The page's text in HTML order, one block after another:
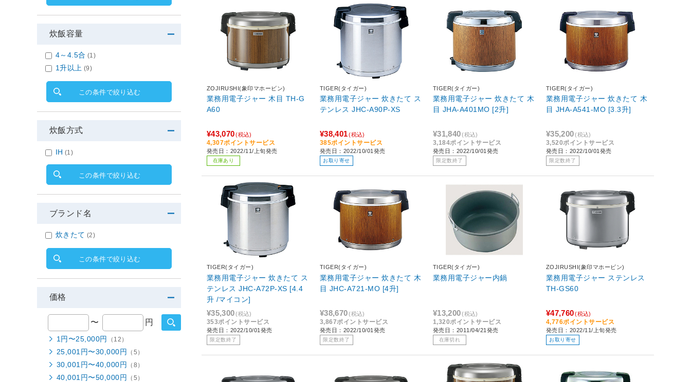
ZOJIRUSHI(象印マホービン)
業務用電子ジャー 木目 TH-G
A60
¥43,070(税込)
4,307ポイントサービス
発売日：2022/11/上旬発売
在庫あり
TIGER(タイガー)
業務用電子ジャー 炊きたて ス
テンレス JHC-A90P-XS
¥38,401(税込)
385ポイントサービス
発売日：2022/10/01発売
お取り寄せ
TIGER(タイガー)
業務用電子ジャー 炊きたて 木
目 JHA-A401MO [2升]
¥31,840(税込)
3,184ポイントサービス
発売日：2022/10/01発売
限定数終了
TIGER(タイガー)
業務用電子ジャー 炊きたて 木
目 JHA-A541-MO [3.3升]
¥35,200(税込)
3,520ポイントサービス
発売日：2022/10/01発売
限定数終了
TIGER(タイガー)
業務用電子ジャー 炊きたて ス
テンレス JHC-A72P-XS [4.4
升 /マイコン]
¥35,300(税込)
353ポイントサービス
発売日：2022/10/01発売
限定数終了
TIGER(タイガー)
業務用電子ジャー 炊きたて 木
目 JHC-A721-MO [4升]
¥38,670(税込)
3,867ポイントサービス
発売日：2022/10/01発売
限定数終了
TIGER(タイガー)
業務用電子ジャー内鍋
¥13,200(税込)
1,320ポイントサービス
発売日：2011/04/21発売
在庫切れ
ZOJIRUSHI(象印マホービン)
業務用電子ジャー ステンレス
TH-GS60
¥47,760(税込)
4,776ポイントサービス
発売日：2022/11/上旬発売
お取り寄せ
炊飯容量
4～4.5合 (1)
1升以上 (9)
この条件で絞り込む
炊飯方式
IH (1)
この条件で絞り込む
ブランド名
炊きたて (2)
この条件で絞り込む
価格
〜 円
1円〜25,000円 （12）
25,001円〜30,000円 （5）
30,001円〜40,000円 （8）
40,001円〜50,000円 （5）